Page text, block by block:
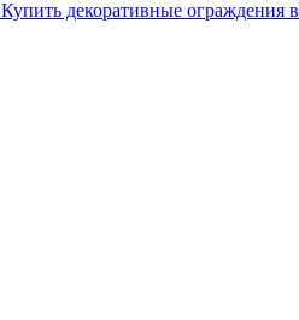
Купить декоративные ограждения